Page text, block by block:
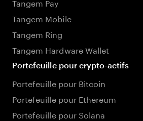
Tangem Mobile
Tangem Ring
Tangem Hardware Wallet
Portefeuille pour crypto-actifs
Portefeuille pour Bitcoin
Portefeuille pour Ethereum
Portefeuille pour Solana